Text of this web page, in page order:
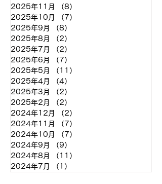
2025年11月
（8）
2025年10月
（7）
2025年9月
（8）
2025年8月
（2）
2025年7月
（2）
2025年6月
（7）
2025年5月
（11）
2025年4月
（4）
2025年3月
（2）
2025年2月
（2）
2024年12月
（2）
2024年11月
（7）
2024年10月
（7）
2024年9月
（9）
2024年8月
（11）
2024年7月
（1）